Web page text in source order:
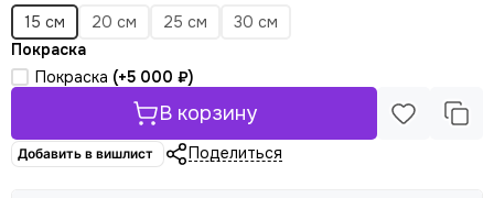
15 см
20 см 25 см
30 см
Покраска
Покраска (+5 000 ₽)
В корзину
Добавить в вишлист Поделиться